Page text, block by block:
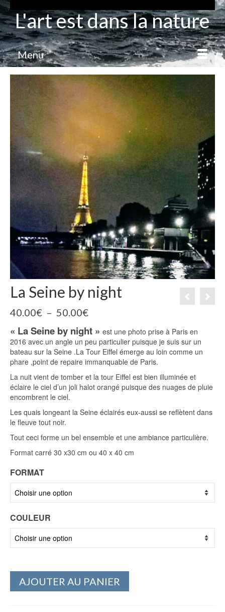
L'art est dans la nature
Menu
La Seine by night
40.00€ – 50.00€Plage
prix :
40.00€
à
50.00€
« La Seine by night » est une photo prise à Paris en
2016 avec un angle un peu particulier puisque je suis sur un
bateau sur la Seine .La Tour Eiffel émerge au loin comme un
phare ,point de repaire immanquable de Paris.
La nuit vient de tomber et la tour Eiffel est bien illuminée et
éclaire le ciel d’un joli halot orangé puisque des nuages de pluie
encombrent le ciel.
Les quais longeant la Seine éclairés eux-aussi se reflètent dans
le fleuve tout noir.
Tout ceci forme un bel ensemble et une ambiance particulière.
Format carré 30 x30 cm ou 40 x 40 cm
FORMAT
COULEUR
AJOUTER AU PANIER